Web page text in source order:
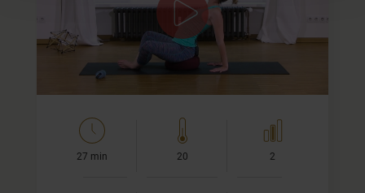
lerns einfache Übungen, um Deine Körperwahrnehmung
zu schärfen und dabei gleichzeitig Deinem Rücken
etwas…
27 min 20 2